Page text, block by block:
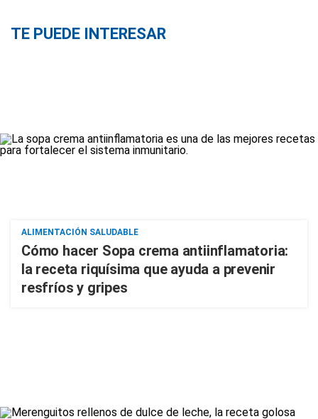
TE PUEDE INTERESAR
ALIMENTACIÓN SALUDABLE
Cómo hacer Sopa crema antiinflamatoria:
la receta riquísima que ayuda a prevenir
resfríos y gripes